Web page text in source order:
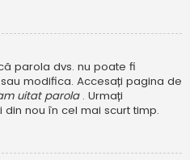
parola dvs. nu poate fi
modifica. Accesați pagina de
uitat parola . Urmați
din nou în cel mai scurt timp.